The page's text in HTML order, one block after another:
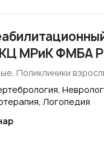
МРиК ФМБА
Поликлиники
Логопедия